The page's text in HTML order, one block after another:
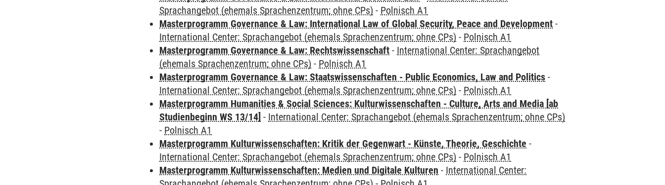
Sprachangebot (ehemals Sprachenzentrum; ohne CPs) - Polnisch A1
Masterprogramm Governance & Law: International Law of Global Security, Peace and Development -
International Center: Sprachangebot (ehemals Sprachenzentrum; ohne CPs) - Polnisch A1
Masterprogramm Governance & Law: Rechtswissenschaft - International Center: Sprachangebot
(ehemals Sprachenzentrum; ohne CPs) - Polnisch A1
Masterprogramm Governance & Law: Staatswissenschaften - Public Economics, Law and Politics -
International Center: Sprachangebot (ehemals Sprachenzentrum; ohne CPs) - Polnisch A1
Masterprogramm Humanities & Social Sciences: Kulturwissenschaften - Culture, Arts and Media [ab
Studienbeginn WS 13/14] - International Center: Sprachangebot (ehemals Sprachenzentrum; ohne CPs)
- Polnisch A1
Masterprogramm Kulturwissenschaften: Kritik der Gegenwart - Künste, Theorie, Geschichte -
International Center: Sprachangebot (ehemals Sprachenzentrum; ohne CPs) - Polnisch A1
Masterprogramm Kulturwissenschaften: Medien und Digitale Kulturen - International Center: